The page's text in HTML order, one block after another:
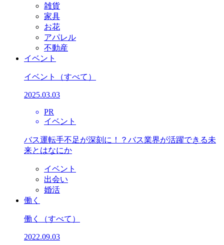
雑貨
家具
お花
アパレル
不動産
イベント
イベント （すべて）
2025.03.03
PR
イベント
バス運転手不足が深刻に！？バス業界が活躍できる未
来とはなにか
イベント
出会い
婚活
働く
働く （すべて）
2022.09.03